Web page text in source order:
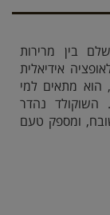
מושלם בין מרירות
לאופציה אידיאלית
הוא מתאים למי
השוקולד נהדר
ומספק טעם